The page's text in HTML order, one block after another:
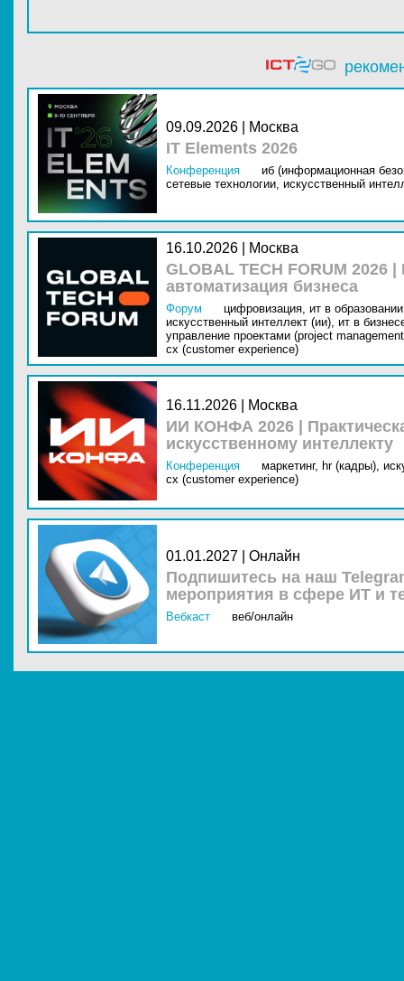
09.09.2026 | Москва
IT Elements 2026
Конференция
иб (информационная
сетевые технологии, искусственный
16.10.2026 | Москва
GLOBAL TECH FORUM
автоматизация бизнеса
Форум цифровизация, ит в
искусственный интеллект (ии), ит в
управление проектами (project
cx (customer experience)
16.11.2026 | Москва
ИИ КОНФА 2026 |
искусственному интеллекту
Конференция маркетинг, hr (кадры),
cx (customer experience)
01.01.2027 | Онлайн
Подпишитесь на наш
мероприятия в сфере ИТ и
Вебкаст веб/онлайн